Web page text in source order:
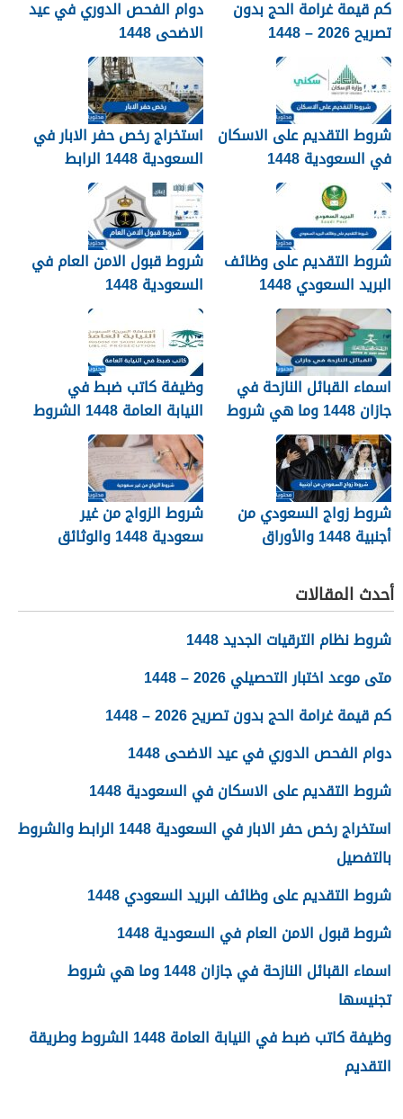
كم قيمة غرامة الحج بدون
تصريح 2026 – 1448
دوام الفحص الدوري في عيد
الاضحى 1448
شروط التقديم على الاسكان
في السعودية 1448
استخراج رخص حفر الابار في
السعودية 1448 الرابط
والشروط بالتفصيل
شروط التقديم على وظائف
البريد السعودي 1448
شروط قبول الامن العام في
السعودية 1448
اسماء القبائل النازحة في
جازان 1448 وما هي شروط
تجنيسها
وظيفة كاتب ضبط في
النيابة العامة 1448 الشروط
وطريقة التقديم
شروط زواج السعودي من
أجنبية 1448 والأوراق
شروط الزواج من غير
سعودية 1448 والوثائق
أحدث المقالات
شروط نظام الترقيات الجديد 1448
متى موعد اختبار التحصيلي 2026 – 1448
كم قيمة غرامة الحج بدون تصريح 2026 – 1448
دوام الفحص الدوري في عيد الاضحى 1448
شروط التقديم على الاسكان في السعودية 1448
استخراج رخص حفر الابار في السعودية 1448 الرابط والشروط
بالتفصيل
شروط التقديم على وظائف البريد السعودي 1448
شروط قبول الامن العام في السعودية 1448
اسماء القبائل النازحة في جازان 1448 وما هي شروط
تجنيسها
وظيفة كاتب ضبط في النيابة العامة 1448 الشروط وطريقة
التقديم